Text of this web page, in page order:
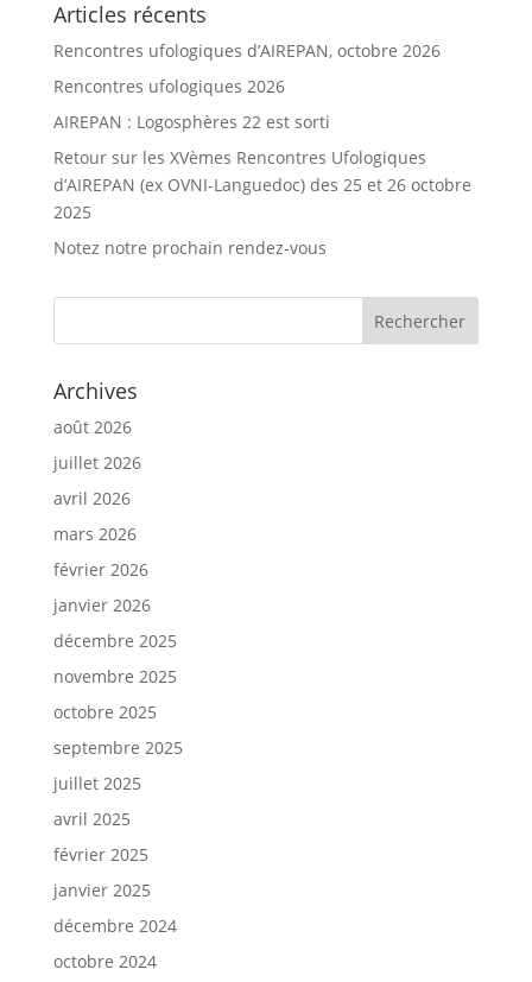
Articles récents
Rencontres ufologiques d’AIREPAN, octobre 2026
Rencontres ufologiques 2026
AIREPAN : Logosphères 22 est sorti
Retour sur les XVèmes Rencontres Ufologiques
d’AIREPAN (ex OVNI-Languedoc) des 25 et 26 octobre
2025
Notez notre prochain rendez-vous
Archives
août 2026
juillet 2026
avril 2026
mars 2026
février 2026
janvier 2026
décembre 2025
novembre 2025
octobre 2025
septembre 2025
juillet 2025
avril 2025
février 2025
janvier 2025
décembre 2024
octobre 2024